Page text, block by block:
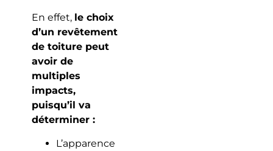
En effet, le choix
d’un revêtement
de toiture peut
avoir de
multiples
impacts,
puisqu’il va
déterminer :
L’apparence